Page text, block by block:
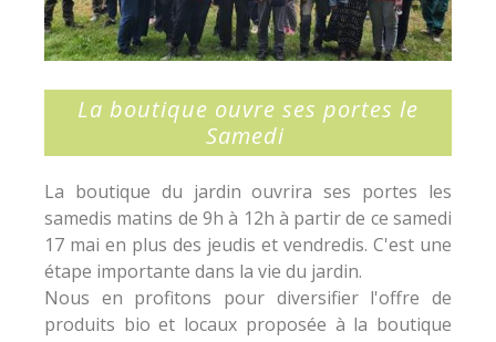
La boutique ouvre ses portes le
Samedi
La boutique du jardin ouvrira ses portes les
samedis matins de 9h à 12h à partir de ce samedi
17 mai en plus des jeudis et vendredis. C'est une
étape importante dans la vie du jardin.
Nous en profitons pour diversifier l'offre de
produits bio et locaux proposée à la boutique